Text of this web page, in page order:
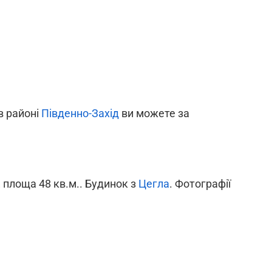
Південно-Захід ви можете за
площа 48 кв.м.. Будинок з Цегла. Фотографії